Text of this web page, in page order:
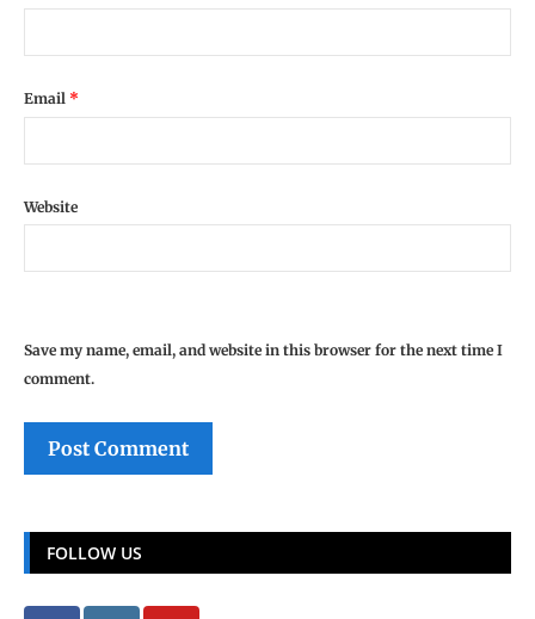
Email *
Website
Save my name, email, and website in this browser for the next time I
comment.
FOLLOW US